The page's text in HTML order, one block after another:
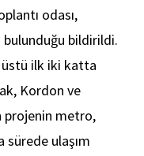
odası,
bulunduğu bildirildi.
üstü ilk iki katta
Kordon ve
projenin metro,
sürede ulaşım